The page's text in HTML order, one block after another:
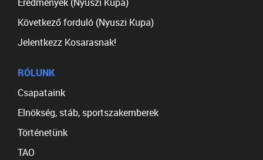
Következő forduló (Nyuszi Kupa)
Jelentkezz Kosarasnak!
RÓLUNK
Csapataink
Elnökség, stáb, sportszakemberek
Történetünk
TAO